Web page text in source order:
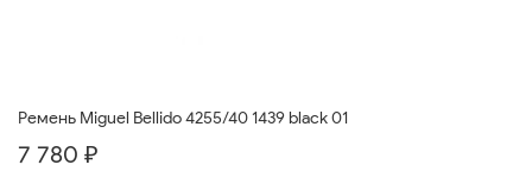
Ремень Miguel Bellido 4255/40 1439 black 01
7 780 ₽